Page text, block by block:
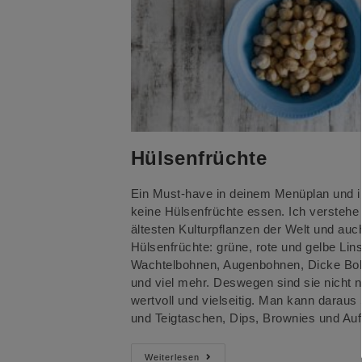
Hülsenfrüchte
Ein Must-have in deinem Menüplan und
keine Hülsenfrüchte essen. Ich
ältesten Kulturpflanzen der Welt und
Hülsenfrüchte: grüne, rote und gelbe
Wachtelbohnen, Augenbohnen, Dicke
und viel mehr. Deswegen sind sie nicht
wertvoll und vielseitig. Man kann
und Teigtaschen, Dips, Brownies und
WeiterlesenHülsenfrüchte